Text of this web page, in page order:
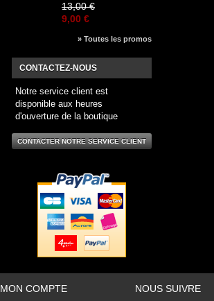
13,00 €
9,00 €
» Toutes les promos
CONTACTEZ-NOUS
Notre service client est
disponible aux heures
d'ouverture de la boutique
CONTACTER NOTRE SERVICE CLIENT
MON COMPTE NOUS SUIVRE